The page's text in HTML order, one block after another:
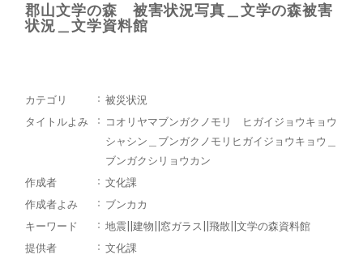
郡山文学の森 被害状況写真＿文学の森被害
状況＿文学資料館
カテゴリ
被災状況
タイトルよみ
コオリヤマブンガクノモリ ヒガイジョウキョウ
シャシン＿ブンガクノモリヒガイジョウキョウ＿
ブンガクシリョウカン
作成者
文化課
作成者よみ
ブンカカ
キーワード
地震||建物||窓ガラス||飛散||文学の森資料館
提供者
文化課